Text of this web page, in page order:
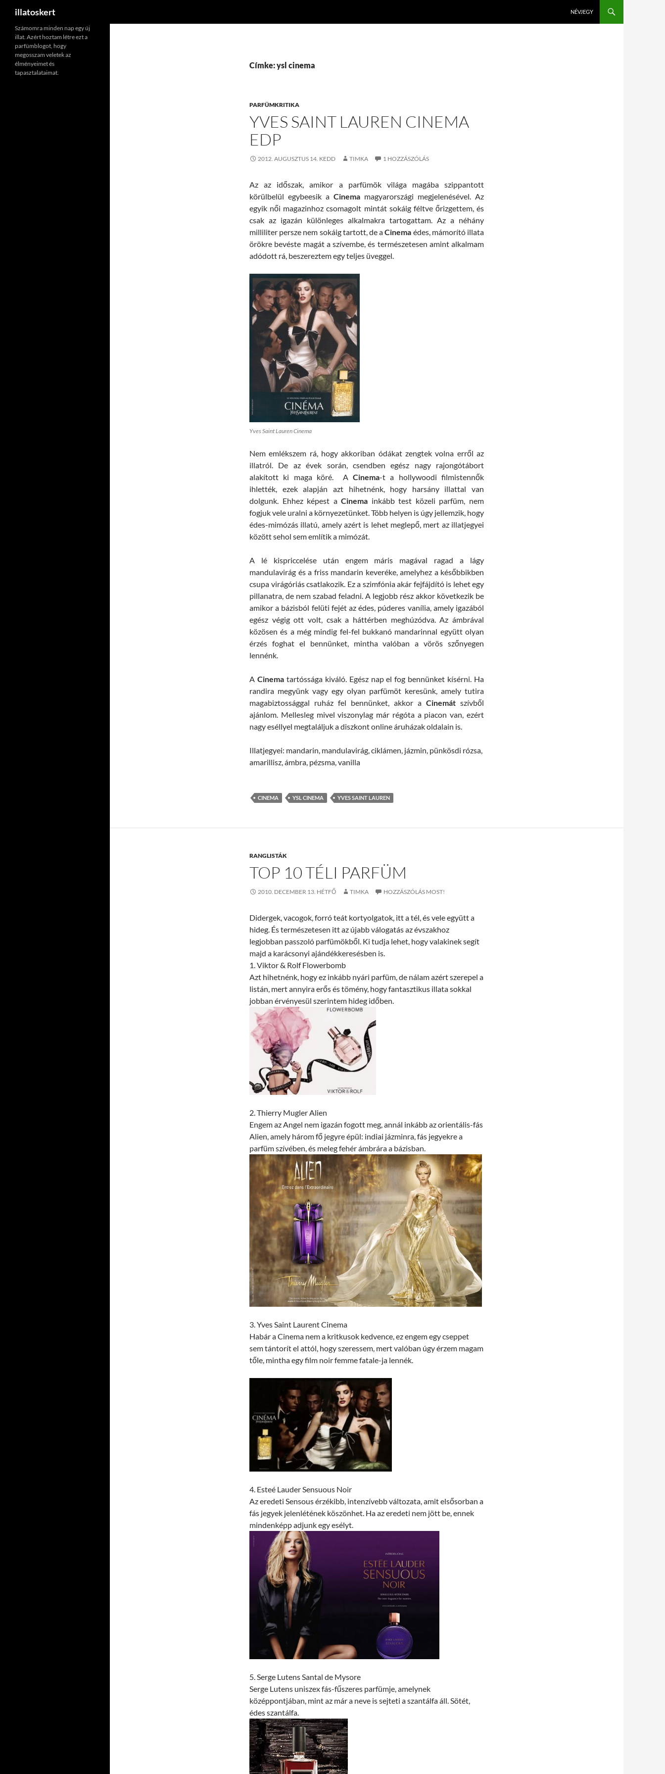
illatoskert
NÉVJEGY
Címke: ysl cinema
PARFÜMKRITIKA
YVES SAINT LAUREN CINEMA
EDP
2012. AUGUSZTUS 14. KEDD TIMKA 1 HOZZÁSZÓLÁS
Az az időszak, amikor a parfümök világa magába szippantott
körülbelül egybeesik a Cinema magyarországi megjelenésével. Az
egyik női magazinhoz csomagolt mintát sokáig féltve őrizgettem, és
csak az igazán különleges alkalmakra tartogattam. Az a néhány
milliliter persze nem sokáig tartott, de aCinema édes, mámorító illata
örökre bevéste magát a szívembe, és természetesen amint alkalmam
adódott rá, beszereztem egy teljes üveggel.
Yves Saint Lauren Cinema
Nem emlékszem rá, hogy akkoriban ódákat zengtek volna erről az
illatról. De az évek során, csendben egész nagy rajongótábort
alakított ki maga köré. A Cinema-t a hollywoodi filmistennők
ihlették, ezek alapján azt hihetnénk, hogy harsány illattal van
dolgunk. Ehhez képest aCinema inkább test közeli parfüm, nem
fogjuk vele uralni a környezetünket. Több helyen is úgy jellemzik, hogy
édes-mimózás illatú, amely azért is lehet meglepő, mert az illatjegyei
között sehol sem említik a mimózát.
A lé kispriccelése után engem máris magával ragad a lágy
mandulavirág és a friss mandarin keveréke, amelyhez a későbbikben
csupa virágóriás csatlakozik. Ez a szimfónia akár fejfájdító is lehet egy
pillanatra, de nem szabad feladni. A legjobb rész akkor következik be
amikor a bázisból felüti fejét az édes, púderes vanília, amely igazából
egész végig ott volt, csak a háttérben meghúzódva. Az ámbrával
közösen és a még mindig fel-fel bukkanó mandarinnal együtt olyan
érzés foghat el bennünket, mintha valóban a vörös szőnyegen
lennénk.
A Cinematartóssága kiváló. Egész nap el fog bennünket kísérni. Ha
randira megyünk vagy egy olyan parfümöt keresünk, amely tutira
magabiztossággal ruház fel bennünket, akkor a Cinemát szívből
ajánlom. Mellesleg mivel viszonylag már régóta a piacon van, ezért
nagy eséllyel megtaláljuk a diszkont online áruházak oldalain is.
Illatjegyei: mandarin, mandulavirág, ciklámen, jázmin, pünkösdi rózsa,
amarillisz, ámbra, pézsma, vanilla
CINEMA YSL CINEMA YVES SAINT LAUREN
RANGLISTÁK
TOP 10 TÉLI PARFÜM
2010. DECEMBER 13. HÉTFŐ TIMKA HOZZÁSZÓLÁS MOST!
Didergek, vacogok, forró teát kortyolgatok, itt a tél, és vele együtt a
hideg. És természetesen itt az újabb válogatás az évszakhoz
legjobban passzoló parfümökből. Ki tudja lehet, hogy valakinek segít
majd a karácsonyi ajándékkeresésben is.
1. Viktor & Rolf Flowerbomb
Azt hihetnénk, hogy ez inkább nyári parfüm, de nálam azért szerepel a
listán, mert annyira erős és tömény, hogy fantasztikus illata sokkal
jobban érvényesül szerintem hideg időben.
2. Thierry Mugler Alien
Engem az Angel nem igazán fogott meg, annál inkább az orientális-fás
Alien, amely három fő jegyre épül: indiai jázminra, fás jegyekre a
parfüm szívében, és meleg fehér ámbrára a bázisban.
3. Yves Saint Laurent Cinema
Habár a Cinema nem a kritkusok kedvence, ez engem egy cseppet
sem tántorít el attól, hogy szeressem, mert valóban úgy érzem magam
tőle, mintha egy film noir femme fatale-ja lennék.
4. Esteé Lauder Sensuous Noir
Az eredeti Sensous érzékibb, intenzívebb változata, amit elsősorban a
fás jegyek jelenlétének köszönhet. Ha az eredeti nem jött be, ennek
mindenképp adjunk egy esélyt.
5. Serge Lutens Santal de Mysore
Serge Lutens uniszex fás-fűszeres parfümje, amelynek
középpontjában, mint az már a neve is sejteti a szantálfa áll. Sötét,
édes szantálfa.
Számomra minden nap egy új
illat. Azért hoztam létre ezt a
parfümblogot, hogy
megosszam veletek az
élményeimet és
tapasztalataimat.